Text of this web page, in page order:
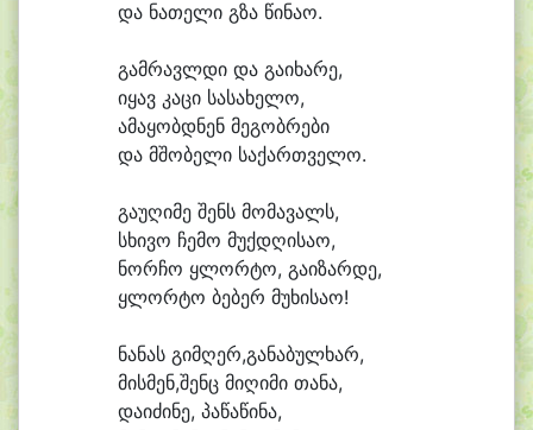
და ნათელი გზა წინაო.
გამრავლდი და გაიხარე,
იყავ კაცი სასახელო,
ამაყობდნენ მეგობრები
და მშობელი საქართველო.
გაუღიმე შენს მომავალს,
სხივო ჩემო მუქდღისაო,
ნორჩო ყლორტო, გაიზარდე,
ყლორტო ბებერ მუხისაო!
ნანას გიმღერ,განაბულხარ,
მისმენ,შენც მიღიმი თანა,
დაიძინე, პაწაწინა,